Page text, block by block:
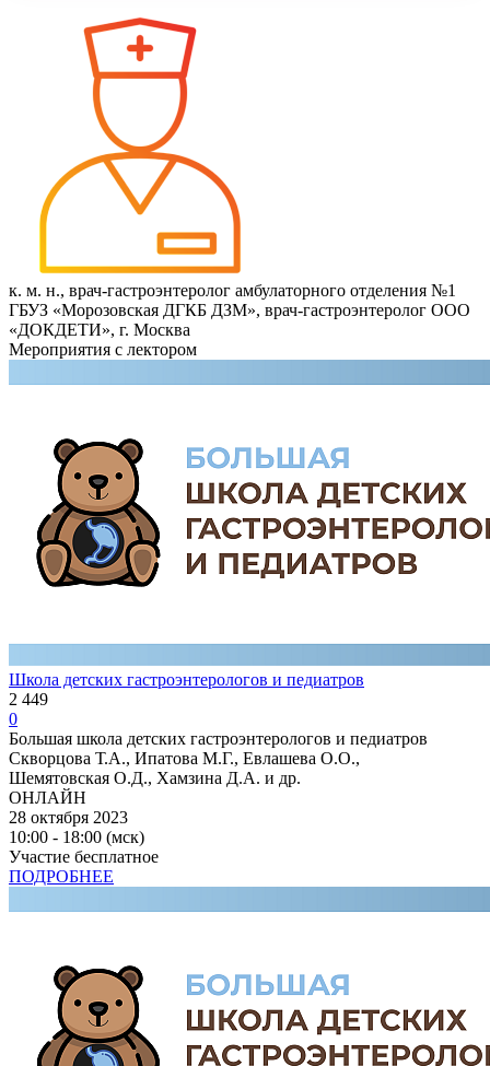
к. м. н., врач-гастроэнтеролог амбулаторного отделения №1
ГБУЗ «Морозовская ДГКБ ДЗМ», врач-гастроэнтеролог ООО
«ДОКДЕТИ», г. Москва
Мероприятия с лектором
Школа детских гастроэнтерологов и педиатров
2 449
0
Большая школа детских гастроэнтерологов и педиатров
Скворцова Т.А., Ипатова М.Г., Евлашева О.О.,
Шемятовская О.Д., Хамзина Д.А. и др.
ОНЛАЙН
28 октября 2023
10:00 - 18:00 (мск)
Участие бесплатное
ПОДРОБНЕЕ